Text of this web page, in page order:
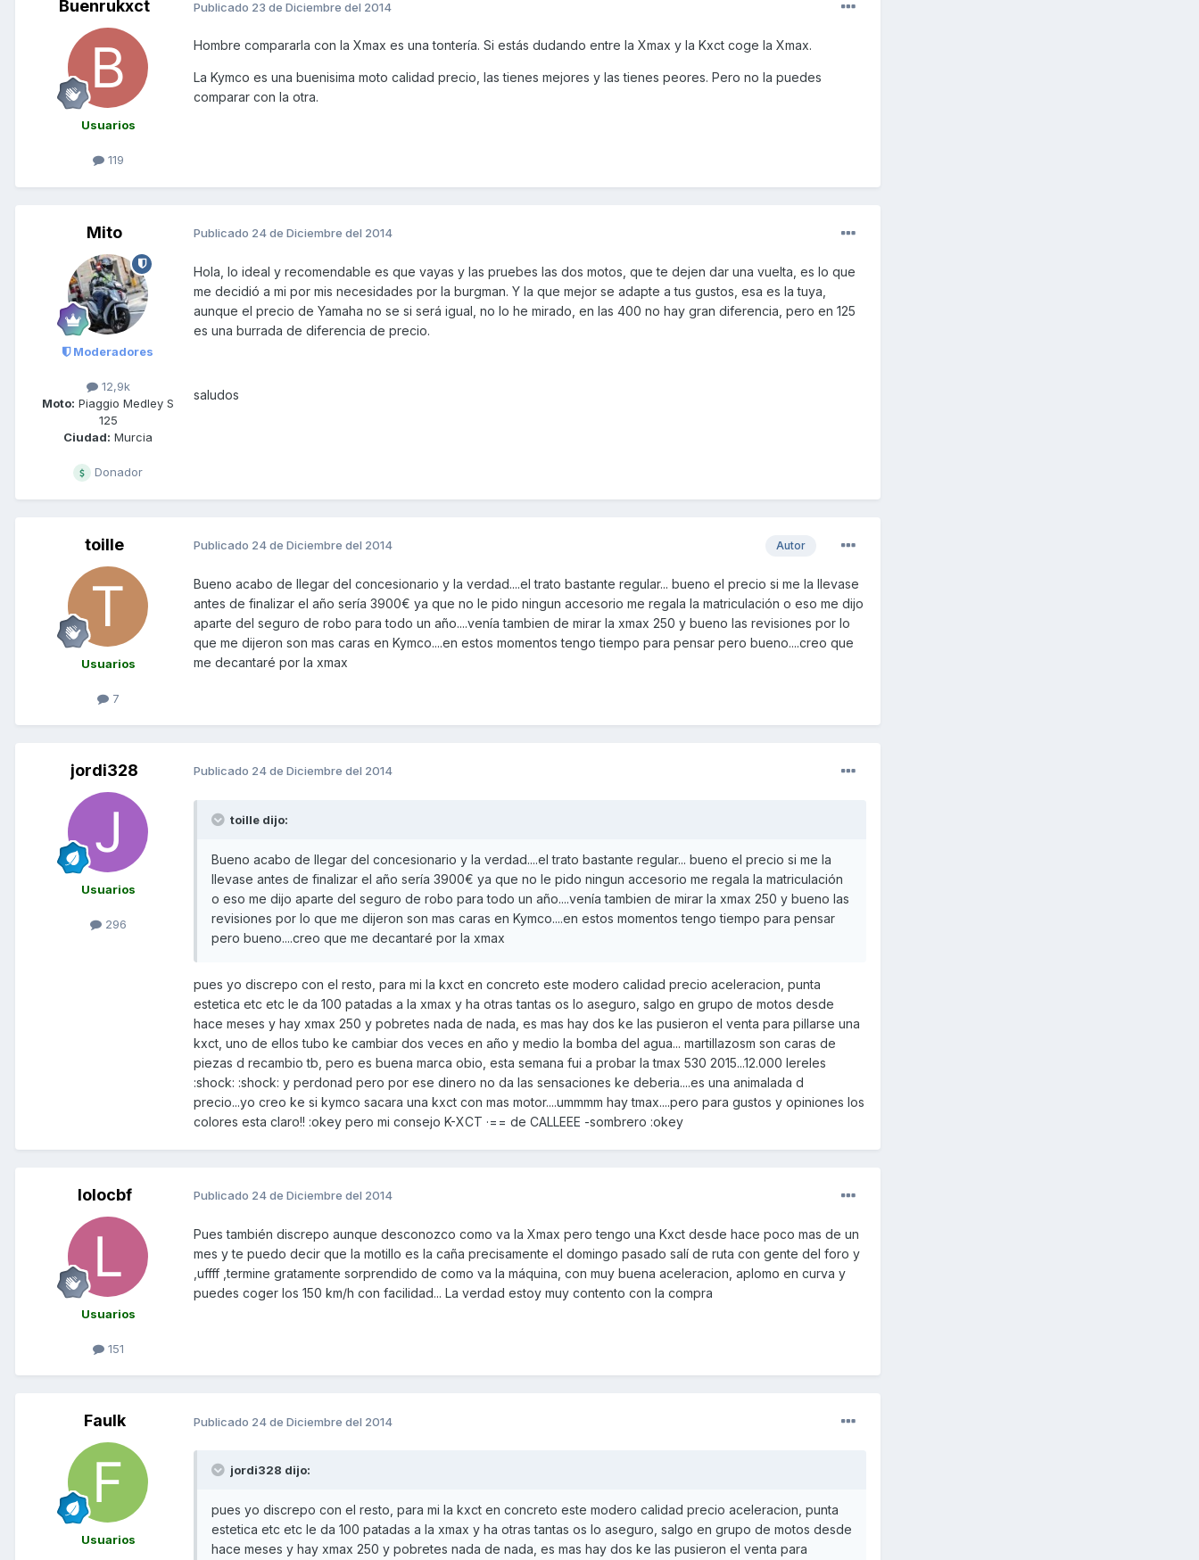
Buenrukxct
Usuarios
119
Publicado 23 de Diciembre del 2014
Hombre compararla con la Xmax es una tontería. Si estás dudando entre la Xmax y la Kxct coge la Xmax.
La Kymco es una buenisima moto calidad precio, las tienes mejores y las tienes peores. Pero no la puedes
comparar con la otra.
Mito
Moderadores
12,9k
Moto: Piaggio Medley S
125
Ciudad: Murcia
Donador
Publicado 24 de Diciembre del 2014
Hola, lo ideal y recomendable es que vayas y las pruebes las dos motos, que te dejen dar una vuelta, es lo que
me decidió a mi por mis necesidades por la burgman. Y la que mejor se adapte a tus gustos, esa es la tuya,
aunque el precio de Yamaha no se si será igual, no lo he mirado, en las 400 no hay gran diferencia, pero en 125
es una burrada de diferencia de precio.
saludos
toille
Usuarios
7
Autor
Publicado 24 de Diciembre del 2014
Bueno acabo de llegar del concesionario y la verdad....el trato bastante regular... bueno el precio si me la llevase
antes de finalizar el año sería 3900€ ya que no le pido ningun accesorio me regala la matriculación o eso me dijo
aparte del seguro de robo para todo un año....venía tambien de mirar la xmax 250 y bueno las revisiones por lo
que me dijeron son mas caras en Kymco....en estos momentos tengo tiempo para pensar pero bueno....creo que
me decantaré por la xmax
jordi328
Usuarios
296
Publicado 24 de Diciembre del 2014
toille dijo:
Bueno acabo de llegar del concesionario y la verdad....el trato bastante regular... bueno el precio si me la
llevase antes de finalizar el año sería 3900€ ya que no le pido ningun accesorio me regala la matriculación
o eso me dijo aparte del seguro de robo para todo un año....venía tambien de mirar la xmax 250 y bueno las
revisiones por lo que me dijeron son mas caras en Kymco....en estos momentos tengo tiempo para pensar
pero bueno....creo que me decantaré por la xmax
pues yo discrepo con el resto, para mi la kxct en concreto este modero calidad precio aceleracion, punta
estetica etc etc le da 100 patadas a la xmax y ha otras tantas os lo aseguro, salgo en grupo de motos desde
hace meses y hay xmax 250 y pobretes nada de nada, es mas hay dos ke las pusieron el venta para pillarse una
kxct, uno de ellos tubo ke cambiar dos veces en año y medio la bomba del agua... martillazosm son caras de
piezas d recambio tb, pero es buena marca obio, esta semana fui a probar la tmax 530 2015...12.000 lereles
:shock: :shock: y perdonad pero por ese dinero no da las sensaciones ke deberia....es una animalada d
precio...yo creo ke si kymco sacara una kxct con mas motor....ummmm hay tmax....pero para gustos y opiniones los
colores esta claro!! :okey pero mi consejo K-XCT ·== de CALLEEE -sombrero :okey
lolocbf
Usuarios
151
Publicado 24 de Diciembre del 2014
Pues también discrepo aunque desconozco como va la Xmax pero tengo una Kxct desde hace poco mas de un
mes y te puedo decir que la motillo es la caña precisamente el domingo pasado salí de ruta con gente del foro y
,uffff ,termine gratamente sorprendido de como va la máquina, con muy buena aceleracion, aplomo en curva y
puedes coger los 150 km/h con facilidad... La verdad estoy muy contento con la compra
Faulk
Usuarios
Publicado 24 de Diciembre del 2014
jordi328 dijo:
pues yo discrepo con el resto, para mi la kxct en concreto este modero calidad precio aceleracion, punta
estetica etc etc le da 100 patadas a la xmax y ha otras tantas os lo aseguro, salgo en grupo de motos desde
hace meses y hay xmax 250 y pobretes nada de nada, es mas hay dos ke las pusieron el venta para